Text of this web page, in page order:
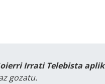
Irrati Telebista
gozatu.